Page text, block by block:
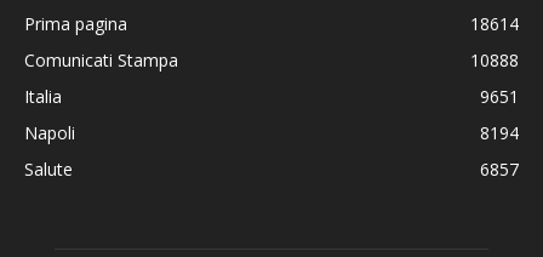
Prima pagina
18614
Comunicati Stampa
10888
Italia
9651
Napoli
8194
Salute
6857